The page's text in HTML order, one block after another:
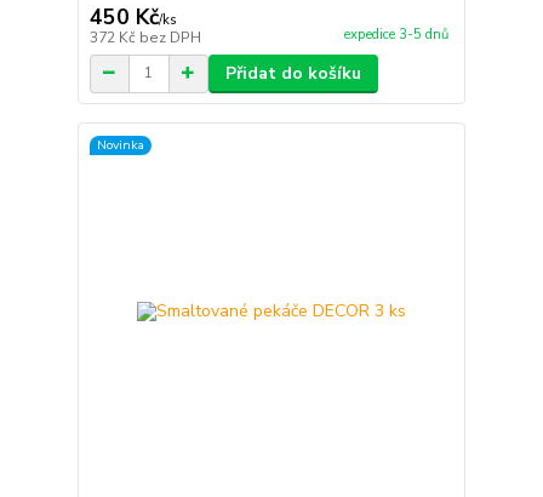
450 Kč/ks
372 Kč bez DPH expedice 3-5 dnů
Přidat do košíku
Novinka